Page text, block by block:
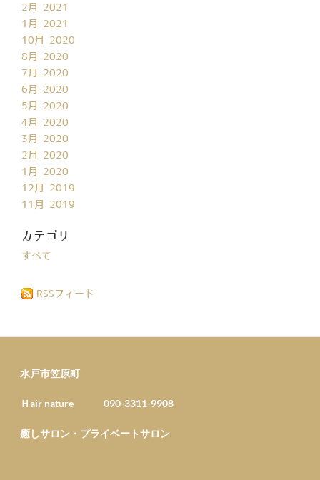
2月 2021
1月 2021
10月 2020
8月 2020
7月 2020
6月 2020
5月 2020
4月 2020
3月 2020
2月 2020
1月 2020
12月 2019
11月 2019
カテゴリ
すべて
RSSフィード
水戸市笠原町
Ｈair nature 090-3311-9908
癒しサロン・プライベートサロン